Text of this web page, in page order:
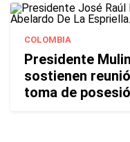
COLOMBIA
Presidente
sostienen
toma de